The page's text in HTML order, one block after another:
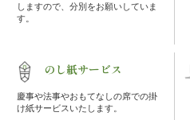
わ
注
しますので、分別をお願いしていま
す。
のし紙サービス
慶事や法事やおもてなしの席での掛
け紙サービスいたします。